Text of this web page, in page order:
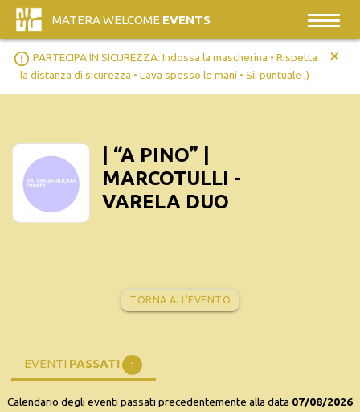
MATERA WELCOME EVENTS
error_outline PARTECIPA IN SICUREZZA: Indossa la mascherina • Rispetta
la distanza di sicurezza • Lava spesso le mani • Sii puntuale ;)
+
| “A PINO” |
MARCOTULLI -
VARELA DUO
TORNA ALL'EVENTO
EVENTI PASSATI 1
Calendario degli eventi passati precedentemente alla data 07/08/2026